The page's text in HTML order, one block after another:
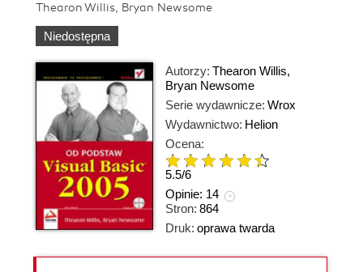
Thearon Willis, Bryan Newsome
Niedostępna
Autorzy: Thearon Willis,
Bryan Newsome
Serie wydawnicze: Wrox
Wydawnictwo: Helion
Ocena:
5.5/6
Opinie: 14
Stron: 864
Druk: oprawa twarda